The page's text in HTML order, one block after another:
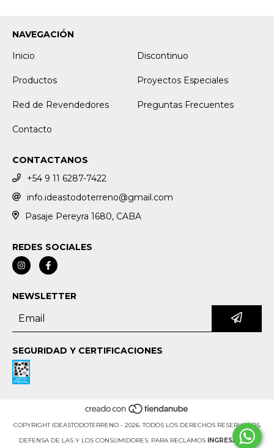
NAVEGACIÓN
Inicio
Discontinuo
Productos Proyectos Especiales
Red de Revendedores Preguntas Frecuentes
Contacto
CONTACTANOS
+54 9 11 6287-7422
info.ideastodoterreno@gmail.com
Pasaje Pereyra 1680, CABA
REDES SOCIALES
NEWSLETTER
SEGURIDAD Y CERTIFICACIONES
COPYRIGHT IDEASTODOTERRENO - 2026. TODOS LOS DERECHOS RESERVADOS.
DEFENSA DE LAS Y LOS CONSUMIDORES. PARA RECLAMOS INGRESÁ ACÁ.